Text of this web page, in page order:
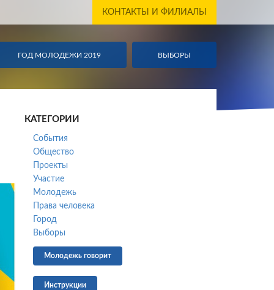
КОНТАКТЫ И ФИЛИАЛЫ
ВЫБОРЫ
ГОД МОЛОДЕЖИ 2019 ГОД МОЛОДЕЖИ 2019
КАТЕГОРИИ
События
Общество
Проекты
Участие
Молодежь
Права человека
Город
Выборы
Молодежь говорит
Инструкции